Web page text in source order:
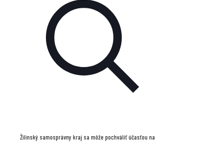
Žilinský samosprávny kraj sa môže pochváliť účasťou na